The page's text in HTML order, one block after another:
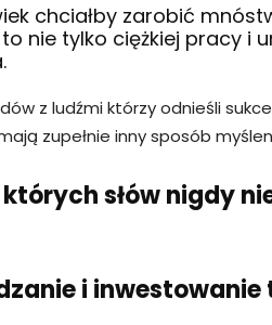
chciałby zarobić
nie tylko ciężkiej pracy i
z ludźmi którzy odnieśli
zupełnie inny sposób
słów nigdy
i